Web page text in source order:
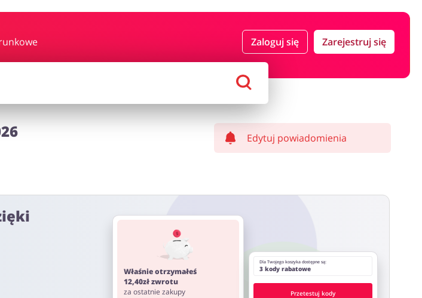
Zaloguj się Zarejestruj się
i uroda
Edytuj powiadomienia
Właśnie otrzymałeś
12,40zł zwrotu
za ostatnie zakupy
Dla Twojego koszyka dostępne są:
3 kody rabatowe
Przetestuj kody